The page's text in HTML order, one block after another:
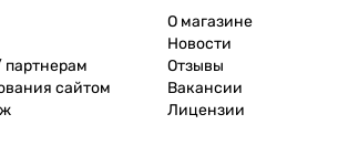
сайтом
О магазине
Новости
Отзывы
Вакансии
Лицензии